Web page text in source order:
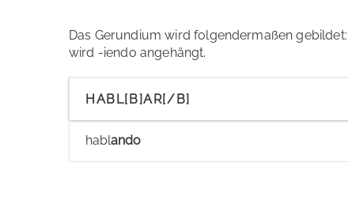
Das Gerundium wird folgendermaßen
wird -iendo angehängt.
HABL[B]AR[/B]
hablando